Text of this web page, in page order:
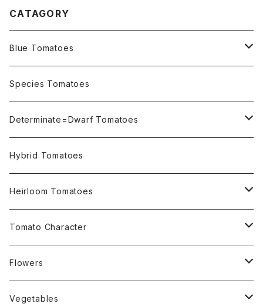
CATAGORY
Blue Tomatoes
OSU INDIGO Series
Not OSU Blue Tomatoes
Species Tomatoes
Determinate=Dwarf Tomatoes
Micro Determinate 10cm~30cm
Small Determinate 30cm~50cm
Medium Determinate 50~100cm
Large Determinate 100~150cm
Semi Indeterminate ~150cm
Hybrid Tomatoes
Heirloom Tomatoes
Amber Heirloom Tomatoes
Bi-Color Heirloom Tomatoes
Black Heirloom Tomatoes
Tomato Character
Culinary Uses
For Canning
Disease Resistance
Flowers
Nasturtium・ナスターチウム
Vegetables